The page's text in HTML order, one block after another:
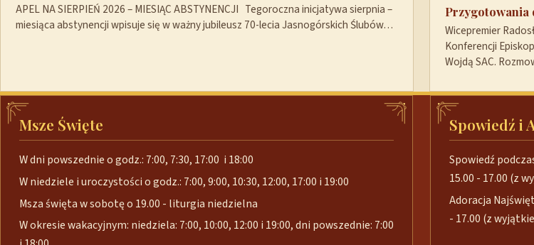
APEL NA SIERPIEŃ 2026 – MIESIĄC ABSTYNENCJI Tegoroczna inicjatywa sierpnia –
miesiąca abstynencji wpisuje się w ważny jubileusz 70-lecia Jasnogórskich Ślubów…
Przygotowania
Wicepremier
Konferencji
Wojdą SAC.
Msze Święte
W dni powszednie o godz.: 7:00, 7:30, 17:00 i 18:00
W niedziele i uroczystości o godz.: 7:00, 9:00, 10:30, 12:00, 17:00 i 19:00
Msza święta w sobotę o 19.00 - liturgia niedzielna
W okresie wakacyjnym: niedziela: 7:00, 10:00, 12:00 i 19:00, dni powszednie: 7:00
Spowiedź i
Spowiedź
15.00 - 17.00 (z
Adoracja
- 17.00 (z